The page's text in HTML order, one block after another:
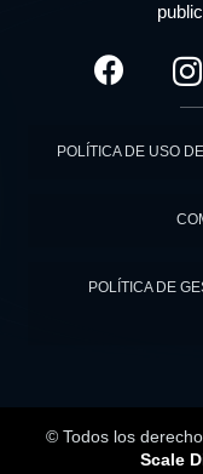
POLÍTICA DE USO
POLÍTICA DE
© Todos los
Scale